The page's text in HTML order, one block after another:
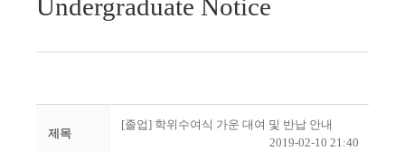
Undergraduate Notice
제목
[졸업] 학위수여식 가운 대여 및 반납 안내
2019-02-10 21:40